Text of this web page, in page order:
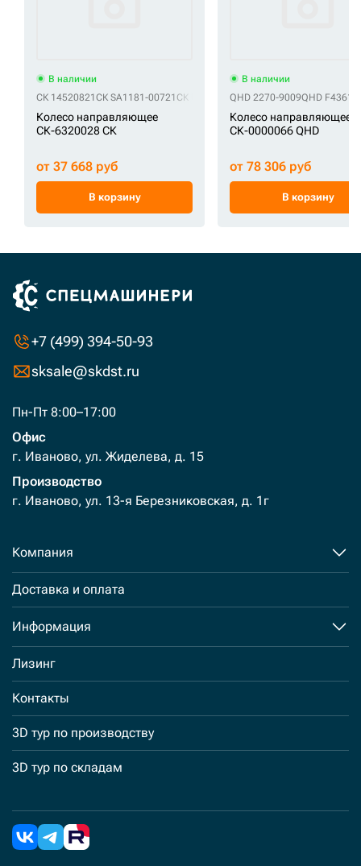
В наличии
СК 14520821 СК SA1181-00721 СК UX101W0EСК VOE14510972СК
Колесо направляющее
СК-6320028 СК
от 37 668 руб
В корзину
В наличии
QHD 2270-9009QHD
Колесо направляющее
СК-0000066 QHD
от 78 306 руб
В корзину
+7 (499) 394-50-93
sksale@skdst.ru
Пн-Пт 8:00–17:00
Офис
г. Иваново, ул. Жиделева, д. 15
Производство
г. Иваново, ул. 13-я Березниковская, д. 1г
Компания
Доставка и оплата
Информация
Лизинг
Контакты
3D тур по производству
3D тур по складам